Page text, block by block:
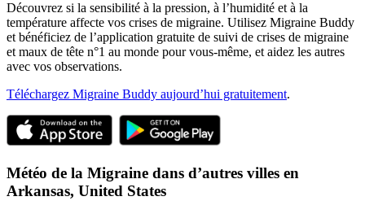
Découvrez si la sensibilité à la pression, à l’humidité et à la
température affecte vos crises de migraine. Utilisez Migraine Buddy
et bénéficiez de l’application gratuite de suivi de crises de migraine
et maux de tête n°1 au monde pour vous-même, et aidez les autres
avec vos observations.
Téléchargez Migraine Buddy aujourd’hui gratuitement.
Météo de la Migraine dans d’autres villes en
Arkansas, United States